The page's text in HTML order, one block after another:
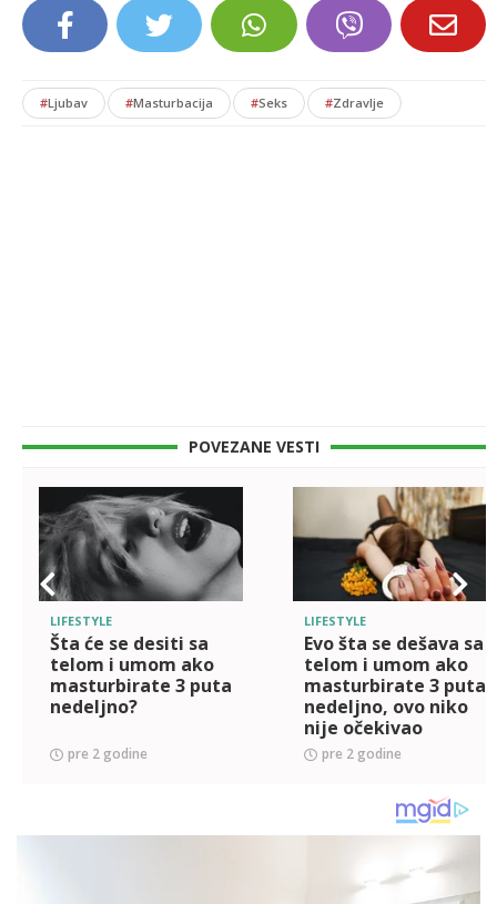
#Ljubav #Masturbacija #Seks #Zdravlje
POVEZANE VESTI
LIFESTYLE
Šta će se desiti sa
telom i umom ako
masturbirate 3 puta
nedeljno?
pre 2 godine
LIFESTYLE
Evo šta se dešava sa
telom i umom ako
masturbirate 3 puta
nedeljno, ovo niko
nije očekivao
pre 2 godine